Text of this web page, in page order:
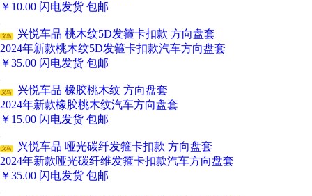
￥ 10.00 闪电发货 包邮
义乌
兴悦车品 桃木纹5D发箍卡扣款 方向盘套
2024年新款桃木纹5D发箍卡扣款汽车方向盘套
￥35.00 闪电发货 包邮
义乌
兴悦车品 橡胶桃木纹 方向盘套
2024年新款橡胶桃木纹汽车方向盘套
￥ 15.00 闪电发货 包邮
义乌
兴悦车品 哑光碳纤发箍卡扣款 方向盘套
2024年新款哑光碳纤维发箍卡扣款汽车方向盘套
￥35.00 闪电发货 包邮